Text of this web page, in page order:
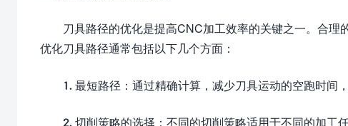
刀具路径的优化是提高CNC加工效率的关键之一。合理
优化刀具路径通常包括以下几个方面：
1. 最短路径：通过精确计算，减少刀具运动的空跑时间
2. 切削策略的选择：不同的切削策略适用于不同的加工